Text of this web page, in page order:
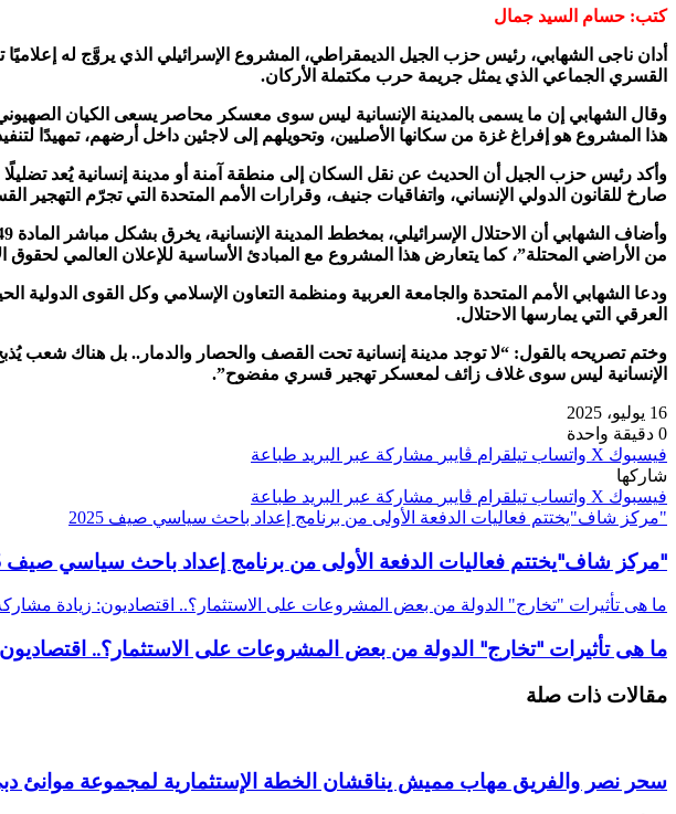
كتب: حسام السيد جمال
أدان ناجى الشهابي، رئيس حزب الجيل الديمقراطي، المشروع الإسرائيلي الذي يروَّج له
القسري الجماعي الذي يمثل جريمة حرب مكتملة الأركان.
وقال الشهابي إن ما يسمى بالمدينة الإنسانية ليس سوى معسكر محاصر يسعى الكيان
هذا المشروع هو إفراغ غزة من سكانها الأصليين، وتحويلهم إلى لاجئين داخل أرضهم،
وأكد رئيس حزب الجيل أن الحديث عن نقل السكان إلى منطقة آمنة أو مدينة إنسانية يُعد
صارخ للقانون الدولي الإنساني، واتفاقيات جنيف، وقرارات الأمم المتحدة التي تجرّم التهجير
من الأراضي المحتلة”، كما يتعارض هذا المشروع مع المبادئ الأساسية للإعلان العالمي لحقوق
ودعا الشهابي الأمم المتحدة والجامعة العربية ومنظمة التعاون الإسلامي وكل القوى الدولية
العرقي التي يمارسها الاحتلال.
وختم تصريحه بالقول: “لا توجد مدينة إنسانية تحت القصف والحصار والدمار.. بل هناك شعب
الإنسانية ليس سوى غلاف زائف لمعسكر تهجير قسري مفضوح”.
16 يوليو، 2025
0 دقيقة واحدة
فيسبوك ‫X واتساب تيلقرام ڤايبر مشاركة عبر البريد طباعة
شاركها
فيسبوك ‫X واتساب تيلقرام ڤايبر مشاركة عبر البريد طباعة
"مركز شاف"يختتم فعاليات الدفعة الأولى من برنامج إعداد باحث سياسي صيف 2025
"مركز شاف"يختتم فعاليات الدفعة الأولى من برنامج إعداد باحث سياسي صيف 2025
ما هى تأثيرات "تخارج" الدولة من بعض المشروعات على الاستثمار؟.. اقتصاديون: زيادة مشاركة القطاع الخاص إلى 65% خطوة مهمة
ما هى تأثيرات "تخارج" الدولة من بعض المشروعات على الاستثمار؟.. اقتصاديون: زيادة مشاركة القطاع الخاص
مقالات ذات صلة
سحر نصر والفريق مهاب مميش يناقشان الخطة الإستثمارية لمجموعة موانئ دبى